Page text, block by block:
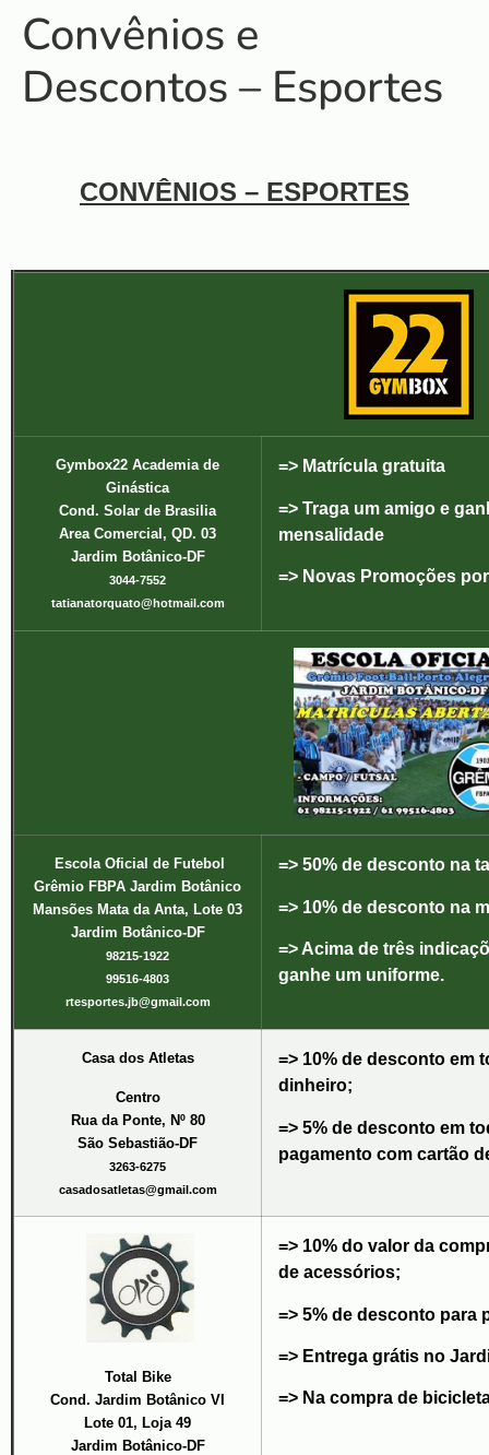
Convênios e
Descontos – Esportes
CONVÊNIOS – ESPORTES
Gymbox22 Academia de
Ginástica
Cond. Solar de Brasilia
Area Comercial, QD. 03
Jardim Botânico-DF
3044-7552
tatianatorquato@hotmail.com
=> Matrícula gratuita
=> Traga um amigo e
mensalidade
=> Novas Promoções
Escola Oficial de Futebol
Grêmio FBPA Jardim Botânico
Mansões Mata da Anta, Lote 03
Jardim Botânico-DF
98215-1922
99516-4803
rtesportes.jb@gmail.com
=> 50% de desconto na
=> 10% de desconto na
=> Acima de três
ganhe um uniforme.
Casa dos Atletas
Centro
Rua da Ponte, Nº 80
São Sebastião-DF
3263-6275
casadosatletas@gmail.com
=> 10% de desconto em
dinheiro;
=> 5% de desconto em
pagamento com cartão
Total Bike
Cond. Jardim Botânico VI
Lote 01, Loja 49
Jardim Botânico-DF
=> 10% do valor da
de acessórios;
=> 5% de desconto para
=> Entrega grátis no
=> Na compra de